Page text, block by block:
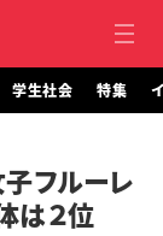
学生社会 特集
フルーレ
は２位